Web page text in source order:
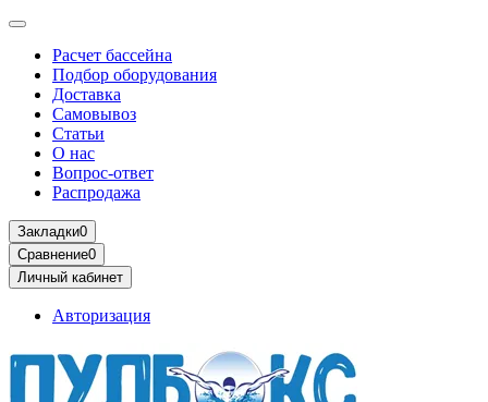
Расчет бассейна
Подбор оборудования
Доставка
Самовывоз
Статьи
О нас
Вопрос-ответ
Распродажа
Закладки0
Сравнение0
Личный кабинет
Авторизация